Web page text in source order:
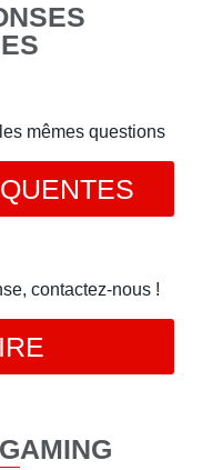
mêmes questions
contactez-nous !